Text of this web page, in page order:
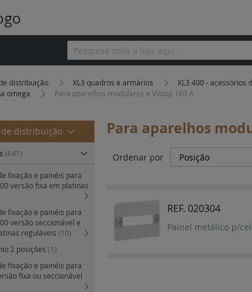
Pesquisa
distribuição XL3 quadros e armários
XL3 400 - acessórios
omega
Para aparelhos modulares e Vistop 160 A
Para aparelhos
Ordenar por
REF. 020304
Painel metálico p/
distribuição
(641)
fixação e painéis para
versão fixa em platinas
fixação e painéis para
versão seccionável e
reguláveis (10)
2 posições (1)
fixação e painéis para
fixa ou seccionável